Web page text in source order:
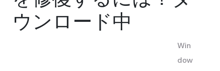
ウンロード中
Win
dow